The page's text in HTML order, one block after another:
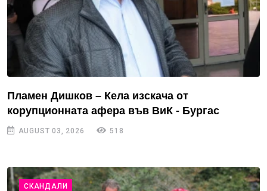
Пламен Дишков – Кела изскача от
корупционната афера във ВиК - Бургас
AUGUST 03, 2026 518
СКАНДАЛИ